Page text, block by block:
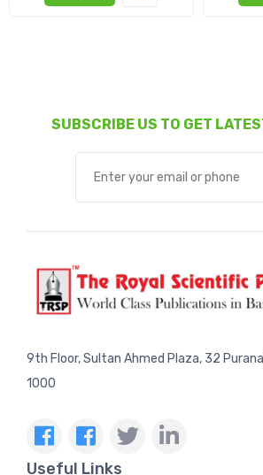
SUBSCRIBE US TO GET
9th Floor, Sultan Ahmed Plaza, 32
1000
Useful Links